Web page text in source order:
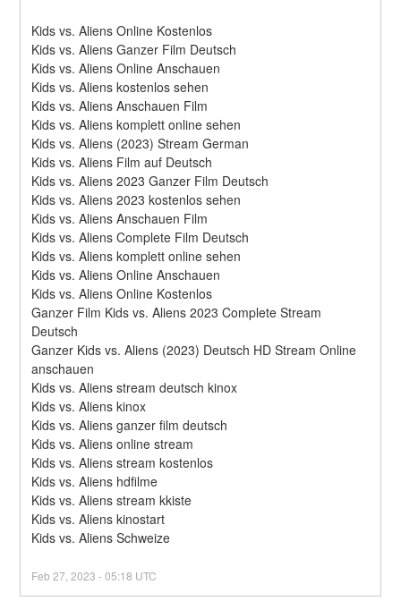
Kids vs. Aliens Online Kostenlos
Kids vs. Aliens Ganzer Film Deutsch
Kids vs. Aliens Online Anschauen
Kids vs. Aliens kostenlos sehen
Kids vs. Aliens Anschauen Film
Kids vs. Aliens komplett online sehen
Kids vs. Aliens (2023) Stream German
Kids vs. Aliens Film auf Deutsch
Kids vs. Aliens 2023 Ganzer Film Deutsch
Kids vs. Aliens 2023 kostenlos sehen
Kids vs. Aliens Anschauen Film
Kids vs. Aliens Complete Film Deutsch
Kids vs. Aliens komplett online sehen
Kids vs. Aliens Online Anschauen
Kids vs. Aliens Online Kostenlos
Ganzer Film Kids vs. Aliens 2023 Complete Stream
Deutsch
Ganzer Kids vs. Aliens (2023) Deutsch HD Stream Online
anschauen
Kids vs. Aliens stream deutsch kinox
Kids vs. Aliens kinox
Kids vs. Aliens ganzer film deutsch
Kids vs. Aliens online stream
Kids vs. Aliens stream kostenlos
Kids vs. Aliens hdfilme
Kids vs. Aliens stream kkiste
Kids vs. Aliens kinostart
Kids vs. Aliens Schweize
Feb27 ,2023 -05:18 UTC